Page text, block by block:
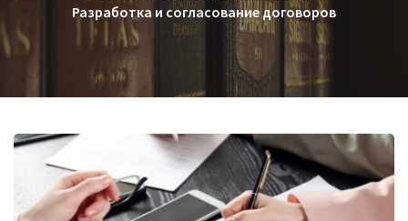
Разработка и согласование договоров